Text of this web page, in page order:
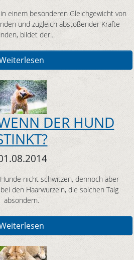
einem besonderen Gleichgewicht von
und zugleich abstoßender Kräfte
bildet der...
DER HUND
nicht schwitzen, dennoch aber
den Haarwurzeln, die solchen Talg
absondern.